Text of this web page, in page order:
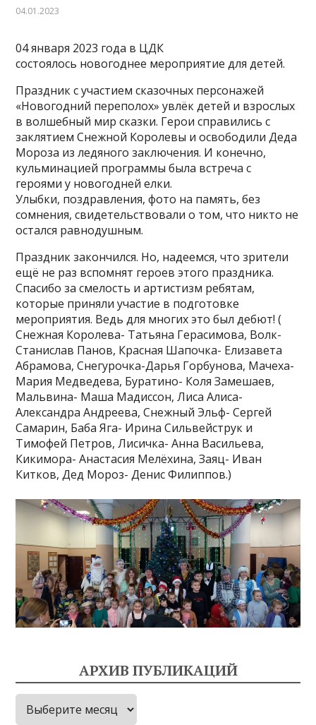
04.01.2023
04 января 2023 года в ЦДК
состоялось новогоднее мероприятие для детей.
Праздник с участием сказочных персонажей
«Новогодний переполох» увлёк детей и взрослых
в волшебный мир сказки. Герои справились с
заклятием Снежной Королевы и освободили Деда
Мороза из ледяного заключения. И конечно,
кульминацией программы была встреча с
героями у новогодней елки.
Улыбки, поздравления, фото на память, без
сомнения, свидетельствовали о том, что никто не
остался равнодушным.
Праздник закончился. Но, надеемся, что зрители
ещё не раз вспомнят героев этого праздника.
Спасибо за смелость и артистизм ребятам,
которые приняли участие в подготовке
мероприятия. Ведь для многих это был дебют! (
Снежная Королева- Татьяна Герасимова, Волк-
Станислав Панов, Красная Шапочка- Елизавета
Абрамова, Снегурочка-Дарья Горбунова, Мачеха-
Мария Медведева, Буратино- Коля Замешаев,
Мальвина- Маша Мадиссон, Лиса Алиса-
Александра Андреева, Снежный Эльф- Сергей
Самарин, Баба Яга- Ирина Сильвейструк и
Тимофей Петров, Лисичка- Анна Васильева,
Кикимора- Анастасия Мелёхина, Заяц- Иван
Китков, Дед Мороз- Денис Филиппов.)
АРХИВ ПУБЛИКАЦИЙ
Архив
публикаций